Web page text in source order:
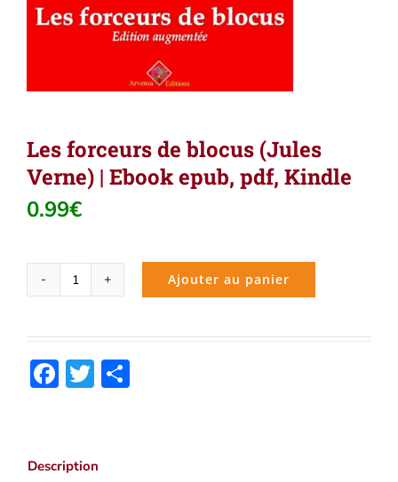
Les forceurs de blocus (Jules
Verne) | Ebook epub, pdf, Kindle
0.99€
quantité
de
blocus
Ebook
Ajouter au panier
Facebook
Twitter
Description